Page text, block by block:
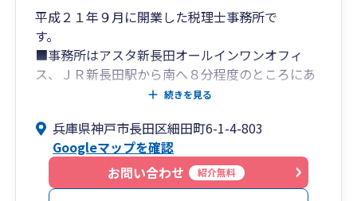
平成２１年９月に開業した税理士事務所で
す。
■事務所はアスタ新長田オールインワンオフィ
ス、ＪＲ新長田駅から南へ８分程度のところにあ
続きを見る
兵庫県神戸市長田区細田町6-1-4-803
Googleマップを確認
お問い合わせ
紹介無料